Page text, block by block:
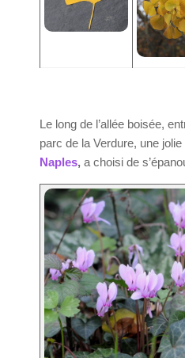
Le long de l’allée boisée,
parc de la Verdure, une
Naples, a choisi de